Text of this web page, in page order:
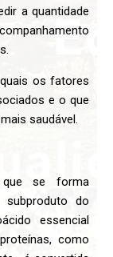
a quantidade
os fatores
e o que
saudável.
se forma
do
essencial
como